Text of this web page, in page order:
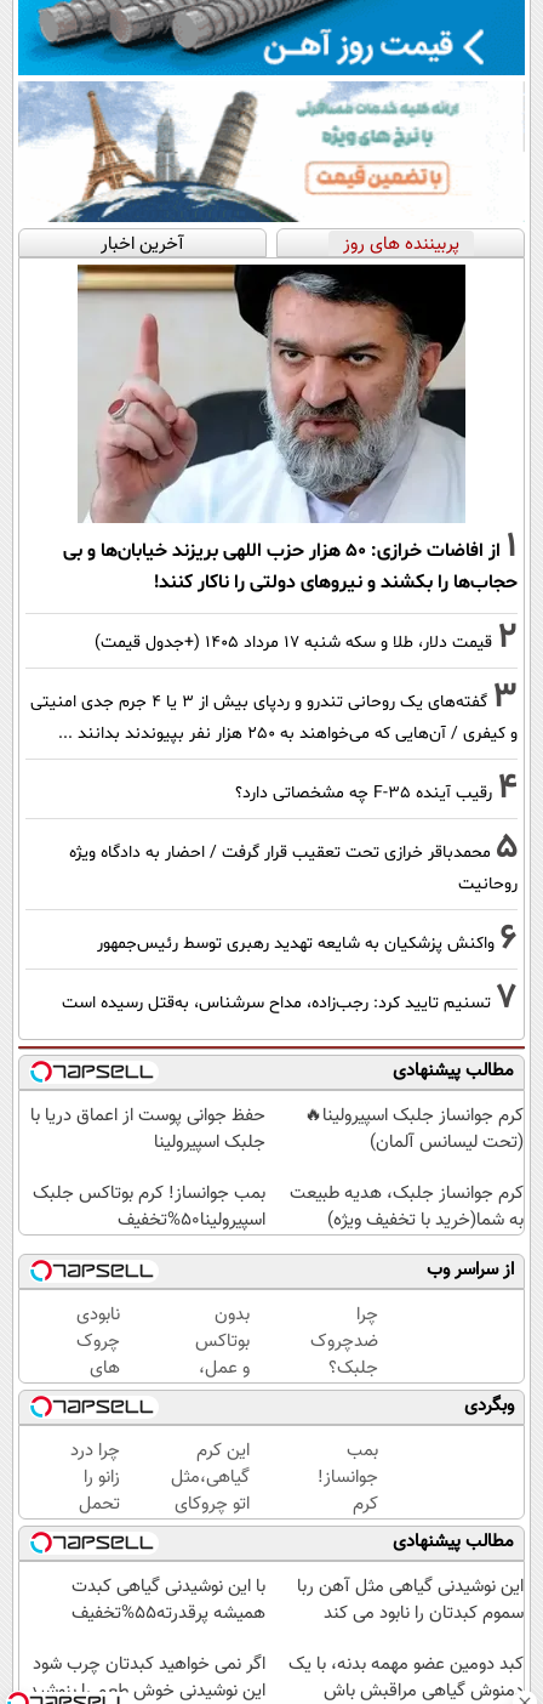
پربیننده های روز آخرین اخبار
1
از افاضات خرازی: ۵۰ هزار حزب اللهی بریزند خیابان‌ها و بی
حجاب‌ها را بکشند و نیرو‌های دولتی را ناکار کنند!
2 قیمت دلار، طلا و سکه شنبه ۱۷ مرداد ۱۴۰۵ (+جدول قیمت)
3
گفته‌های یک روحانی تندرو و ردپای بیش از ۳ یا ۴ جرم جدی امنیتی
و کیفری / آن‌هایی که می‌خواهند به ۲۵۰ هزار نفر بپیوندند بدانند ...
4 رقیب آینده F-35 چه مشخصاتی دارد؟
5 محمدباقر خرازی تحت تعقیب قرار گرفت / احضار به دادگاه ویژه
روحانیت
6 واکنش پزشکیان به شایعه تهدید رهبری توسط رئیس‌جمهور
7 تسنیم تایید کرد: رجب‌زاده، مداح سرشناس، به‌قتل رسیده است
مطالب پیشنهادی
کرم جوانساز جلبک اسپیرولینا🔥
(تحت لیسانس آلمان)
حفظ جوانی پوست از اعماق دریا با
جلبک اسپیرولینا
کرم جوانساز جلبک، هدیه طبیعت
به شما(خرید با تخفیف ویژه)
بمب جوانساز! کرم بوتاکس جلبک
اسپیرولینا50%تخفیف
از سراسر وب
چرا
ضدچروک
جلبک؟
چون
بدون
بوتاکس
جوون
میشی💉
۴۰٪تخفیف
بدون
بوتاکس
و عمل،
با این
کرم
جلبک،
پوستت
رو
جوان
کن
نابودی
چروک
های
سطحی
و عمقی
پوست با
کرم
آلمانی(45%تخفیف)
وبگردی
بمب
جوانساز!
کرم
بوتاکس
جلبک
اسپیرولینا50%تخفیف
این کرم
گیاهی،مثل
اتو چروکای
پوستتوصاف
میکنه!50%تخفیف
چرا درد
زانو را
تحمل
می‌کنی؟
خیلی
ساده
درمنزل
کن
مطالب پیشنهادی
این نوشیدنی گیاهی مثل آهن ربا
سموم کبدتان را نابود می کند
با این نوشیدنی گیاهی کبدت
همیشه پرقدرته55%تخفیف
کبد دومین عضو مهمه بدنه، با یک
دمنوش گیاهی مراقبش باش
اگر نمی خواهید کبدتان چرب شود
این نوشیدنی خوش طعم را بنوشید